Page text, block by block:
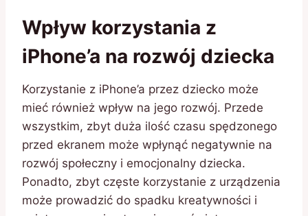
Wpływ korzystania z
iPhone’a na rozwój dziecka
Korzystanie z iPhone’a przez dziecko może
mieć również wpływ na jego rozwój. Przede
wszystkim, zbyt duża ilość czasu spędzonego
przed ekranem może wpłynąć negatywnie na
rozwój społeczny i emocjonalny dziecka.
Ponadto, zbyt częste korzystanie z urządzenia
może prowadzić do spadku kreatywności i